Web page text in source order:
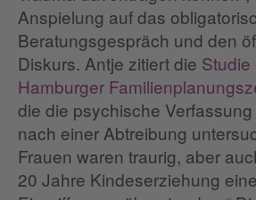
Anspielung auf das
Beratungsgespräch und den
Diskurs. Antje zitiert die Studie
Hamburger
die die psychische
nach einer Abtreibung
Frauen waren traurig, aber
20 Jahre Kindeserziehung